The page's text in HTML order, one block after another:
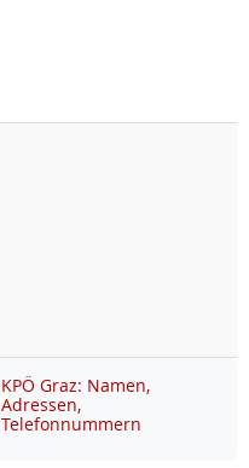
KPÖ Graz: Namen,
Adressen,
Telefonnummern